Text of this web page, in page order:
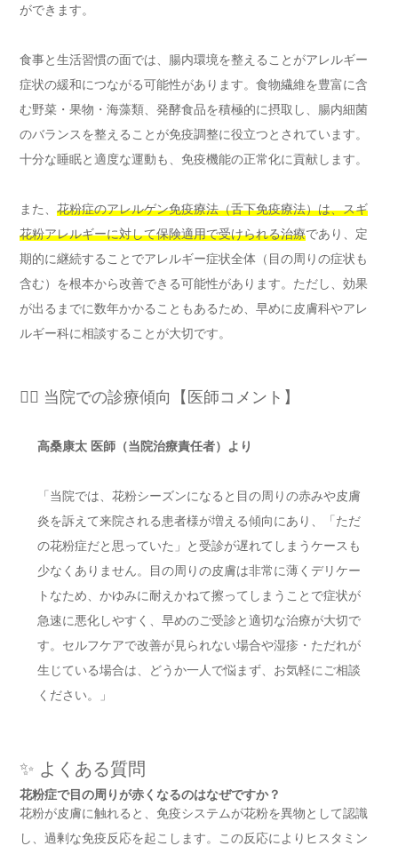
ができます。
食事と生活習慣の面では、腸内環境を整えることがアレルギー
症状の緩和につながる可能性があります。食物繊維を豊富に含
む野菜・果物・海藻類、発酵食品を積極的に摂取し、腸内細菌
のバランスを整えることが免疫調整に役立つとされています。
十分な睡眠と適度な運動も、免疫機能の正常化に貢献します。
また、 花粉症のアレルゲン免疫療法（舌下免疫療法）は、スギ
花粉アレルギーに対して保険適用で受けられる治療であり、定
期的に継続することでアレルギー症状全体（目の周りの症状も
含む）を根本から改善できる可能性があります。ただし、効果
が出るまでに数年かかることもあるため、早めに皮膚科やアレ
ルギー科に相談することが大切です。
👨‍⚕️ 当院での診療傾向【医師コメント】
高桑康太 医師（当院治療責任者）より
「当院では、花粉シーズンになると目の周りの赤みや皮膚
炎を訴えて来院される患者様が増える傾向にあり、「ただ
の花粉症だと思っていた」と受診が遅れてしまうケースも
少なくありません。目の周りの皮膚は非常に薄くデリケー
トなため、かゆみに耐えかねて擦ってしまうことで症状が
急速に悪化しやすく、早めのご受診と適切な治療が大切で
す。セルフケアで改善が見られない場合や湿疹・ただれが
生じている場合は、どうか一人で悩まず、お気軽にご相談
ください。」
✨ よくある質問
花粉症で目の周りが赤くなるのはなぜですか？
花粉が皮膚に触れると、免疫システムが花粉を異物として認識
し、過剰な免疫反応を起こします。この反応によりヒスタミン